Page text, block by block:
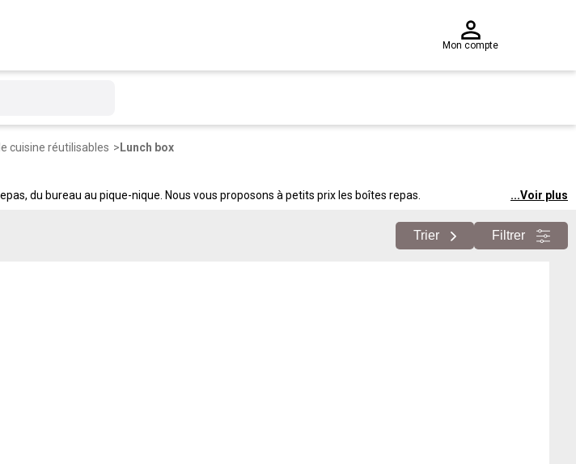
Mon compte
cuisine réutilisables Lunch box
du bureau au pique-nique. Nous vous proposons à petits prix les boîtes repas.
...Voir plus
Trier Filtrer